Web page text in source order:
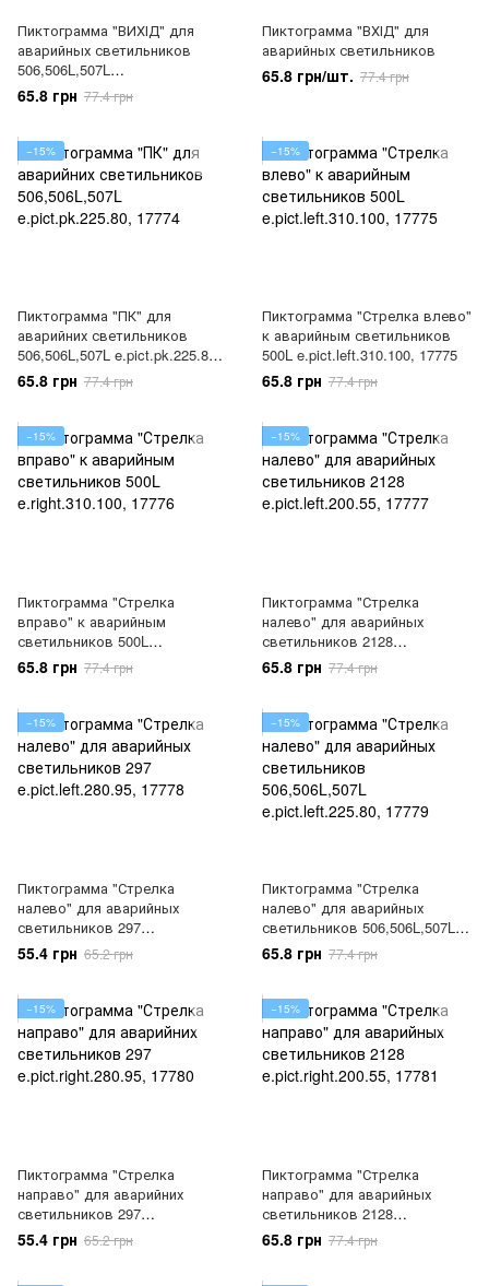
Пиктограмма "ВИХІД" для
аварийных светильников
506,506L,507L
e.pict.exit.225.80, 17770
65.8 грн 77.4 грн
Пиктограмма "ВХІД" для
аварийных светильников
65.8 грн/шт. 77.4 грн
−15%
Пиктограмма "ПК" для
аварийних светильников
506,506L,507L e.pict.pk.225.80,
17774
65.8 грн 77.4 грн
−15%
Пиктограмма "Стрелка влево"
к аварийным светильников
500L e.pict.left.310.100, 17775
65.8 грн 77.4 грн
−15%
Пиктограмма "Стрелка
вправо" к аварийным
светильников 500L
e.right.310.100, 17776
65.8 грн 77.4 грн
−15%
Пиктограмма "Стрелка
налево" для аварийных
светильников 2128
e.pict.left.200.55, 17777
65.8 грн 77.4 грн
−15%
Пиктограмма "Стрелка
налево" для аварийных
светильников 297
e.pict.left.280.95, 17778
55.4 грн 65.2 грн
−15%
Пиктограмма "Стрелка
налево" для аварийных
светильников 506,506L,507L
e.pict.left.225.80, 17779
65.8 грн 77.4 грн
−15%
Пиктограмма "Стрелка
направо" для аварийних
светильников 297
e.pict.right.280.95, 17780
55.4 грн 65.2 грн
−15%
Пиктограмма "Стрелка
направо" для аварийных
светильников 2128
e.pict.right.200.55, 17781
65.8 грн 77.4 грн